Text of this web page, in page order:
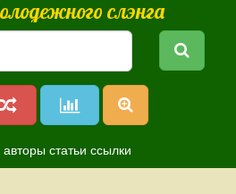
слэнга
авторы статьи ссылки